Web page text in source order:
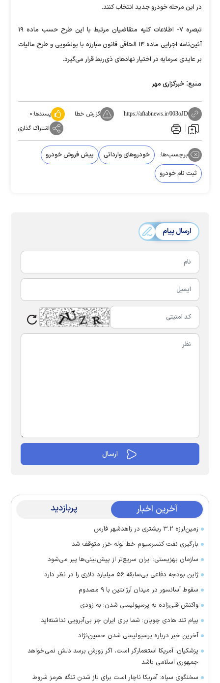
در این مرحله خودرو جدید انتخاب کنند.
تبصره ۷- اطلاعات کلیه متقاضیان مرتبط با این طرح حسب ماده ۱۹
آئین‌نامه اجرایی ماده ۱۴ الحاقی قانون مبارزه با پولشویی و طرح مالیات
بر عایدی سرمایه در اختیار نهاد‌های ذی‌ربط قرار می‌گیرد.
منبع: خبرگزاری مهر
https://aftabnews.ir/003oJD گزارش خطا پسندها:۰
اشتراک گذاری
برچسب‌ها: خودروهای وارداتی
پیش فروش خودرو
ثبت نام خودرو
ارسال پیام
آخرین اخبار پربازدید
زمین‌لرزه ۳.۲ ریشتری در زاهدشهر فارس
بارگیری نفت کنسرسیوم خط لوله خزر متوقف شد
سازمان بهزیستی: ایران سریع‌تر از پیش‌بینی‌ها پیر می‌شود
ژاپن بودجه دفاعی بی‌سابقه ۵۶ میلیارد دلاری را در نظر دارد
سقوط آسانسور در میدان آرژانتین با ۹ مصدوم
واکنش قلی‌زاده به پرسپولیسی شدن: به زودی
پیام تند هادی چوپان: شما برای ایران جز بی‌آبرویی نداشته‌اید
آخرین خبر درباره پرسپولیسی شدن حسین‌نژاد
پزشکیان: آمریکا استعمارگر است، اگر زورش برسد دلش نمی‌خواهد
جمهوری اسلامی باشد
سخنگوی سپاه: آمریکا ناچار است برای باز شدن تنگه هرمز شروط